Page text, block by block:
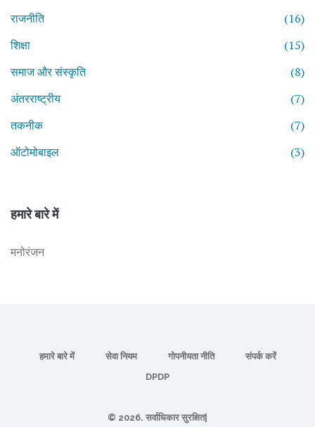
राजनीति
(16)
शिक्षा
(15)
समाज और संस्कृति
(8)
अंतरराष्ट्रीय
(7)
तकनीक
(7)
ऑटोमोबाइल
(3)
हमारे बारे में
मनोरंजन
हमारे बारे में सेवा नियम गोपनीयता नीति
संपर्क करें
DPDP
© 2026. सर्वाधिकार सुरक्षित|